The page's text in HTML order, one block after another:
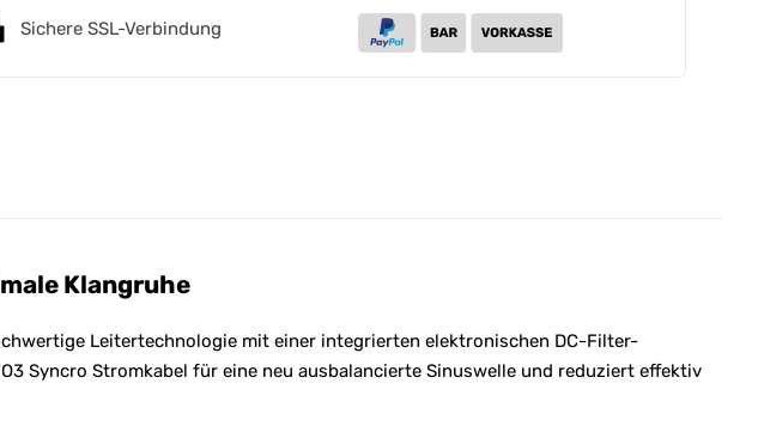
Sichere SSL-Verbindung
Klangruhe
Leitertechnologie mit einer integrierten elektronischen DC-Filter-
Syncro Stromkabel für eine neu ausbalancierte Sinuswelle und reduziert effektiv